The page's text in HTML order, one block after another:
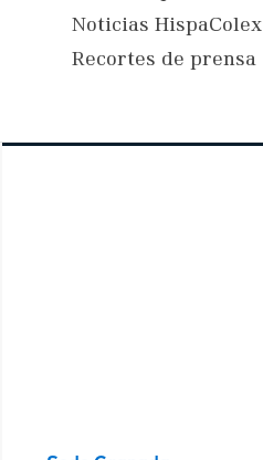
Noticias HispaColex
Recortes de prensa